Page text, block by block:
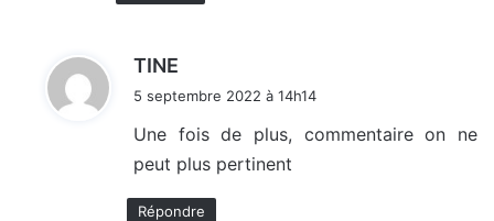
TINE
:
5 septembre 2022 à 14h14
Une fois de plus, commentaire on ne
peut plus pertinent
Répondre